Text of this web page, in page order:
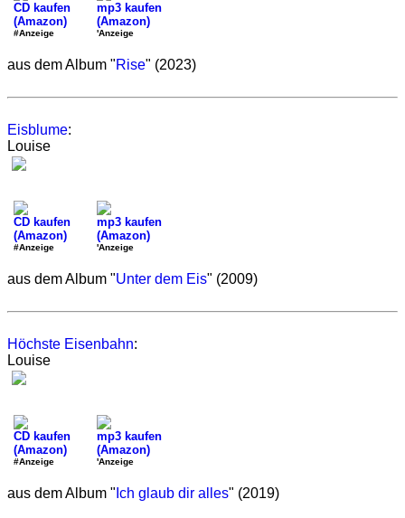
CD kaufen
(Amazon)
#Anzeige
mp3 kaufen
(Amazon)
'Anzeige
aus dem Album "Rise" (2023)
Eisblume:
Louise
CD kaufen
(Amazon)
#Anzeige
mp3 kaufen
(Amazon)
'Anzeige
aus dem Album "Unter dem Eis" (2009)
Höchste Eisenbahn:
Louise
CD kaufen
(Amazon)
#Anzeige
mp3 kaufen
(Amazon)
'Anzeige
aus dem Album " Ich glaub dir alles" (2019)